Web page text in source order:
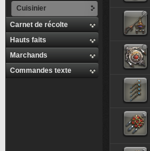
Cuisinier
Carnet de récolte
Hauts faits
Marchands
Commandes texte